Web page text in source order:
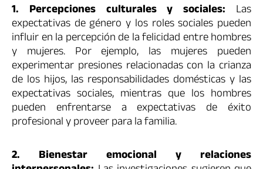
1. Percepciones culturales y sociales: Las
expectativas de género y los roles sociales pueden
influir en la percepción de la felicidad entre hombres
y mujeres. Por ejemplo, las mujeres pueden
experimentar presiones relacionadas con la crianza
de los hijos, las responsabilidades domésticas y las
expectativas sociales, mientras que los hombres
pueden enfrentarse a expectativas de éxito
profesional y proveer para la familia.
2. Bienestar emocional y relaciones